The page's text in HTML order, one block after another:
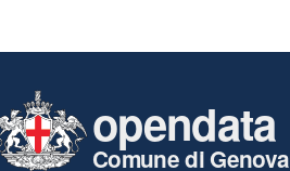
opendata
Comune di Genova